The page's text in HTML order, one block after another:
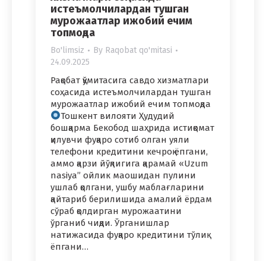
истеъмолчилардан тушган
мурожаатлар ижобий ечим
топмоқда
Bo'limsiz By Raqobat qo'mitasi
24.09.2025
Рақобат қўмитасига савдо хизматлари
соҳасида истеъмолчилардан тушган
мурожаатлар ижобий ечим топмоқда
Тошкент вилояти Ҳудудий
бошқарма Бекобод шаҳрида истиқомат
қилувчи фуқаро сотиб олган уяли
телефони кредитини кечроқ ёпгани,
аммо қарзи йўқлигига қарамай «Uzum
nasiya” ойлик маошидан пулини
ушлаб қолгани, ушбу маблағларини
қайтариб берилишида амалий ёрдам
сўраб қолдирган мурожаатини
ўрганиб чиқди. Ўрганишлар
натижасида фуқаро кредитини тўлиқ
ёпгани…